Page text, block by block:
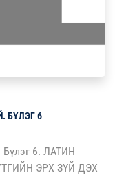
БҮЛЭГ 6
Бүлэг 6. ЛАТИН
ЭРХ ЗҮЙ ДЭХ